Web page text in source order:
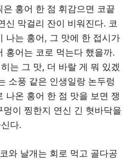
은 홍어 한 점 휘감으면 코끝
신 막걸리 잔이 비워진다. 코
나는 홍어, 그 맛에 한 접시가
홍어는 코로 먹는다 했을까.
는 그 맛, 더 바랄 게 뭐 있겠
소풍 같은 인생일랑 논두렁
나온 홍어 한 점 맛을 보면 쟁
이 찡한지 연신 긴 혓바닥을
다.
와 날개는 회로 먹고 골다공